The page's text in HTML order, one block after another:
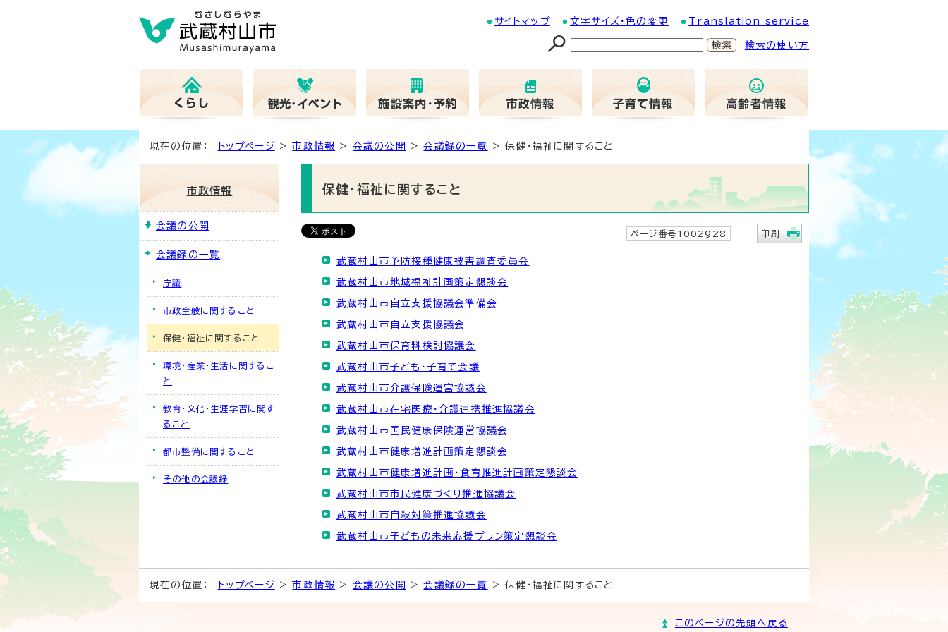
サイトマップ 文字サイズ・色の変更 Translation service
検索の使い方
現在の位置： トップページ >市政情報 > 会議の公開 >会議録の一覧 > 保健・福祉に関すること
保健・福祉に関すること
ページ番号1002928 印刷
武蔵村山市予防接種健康被害調査委員会
武蔵村山市地域福祉計画策定懇談会
武蔵村山市自立支援協議会準備会
武蔵村山市自立支援協議会
武蔵村山市保育料検討協議会
武蔵村山市子ども・子育て会議
武蔵村山市介護保険運営協議会
武蔵村山市在宅医療・介護連携推進協議会
武蔵村山市国民健康保険運営協議会
武蔵村山市健康増進計画策定懇談会
武蔵村山市健康増進計画・食育推進計画策定懇談会
武蔵村山市市民健康づくり推進協議会
武蔵村山市自殺対策推進協議会
武蔵村山市子どもの未来応援プラン策定懇談会
市政情報
会議の公開
会議録の一覧
庁議
市政全般に関すること
保健・福祉に関すること
環境・産業・生活に関するこ
と
教育・文化・生涯学習に関す
ること
都市整備に関すること
その他の会議録
現在の位置： トップページ >市政情報 > 会議の公開 >会議録の一覧 > 保健・福祉に関すること
このページの先頭へ戻る